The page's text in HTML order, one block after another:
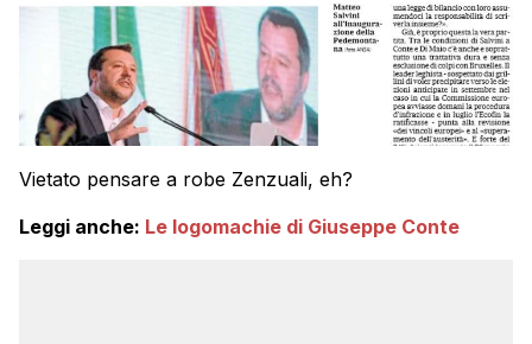
Vietato pensare a robe Zenzuali, eh?
Leggi anche: Le logomachie di Giuseppe Conte